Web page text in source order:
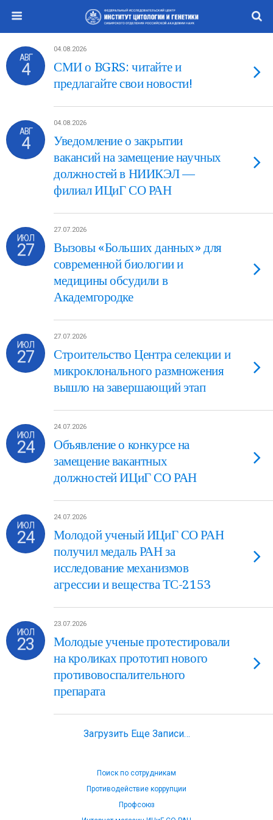
АВГ
4
04.08.2026
СМИ о BGRS: читайте и
предлагайте свои новости!
АВГ
4
04.08.2026
Уведомление о закрытии
вакансий на замещение научных
должностей в НИИКЭЛ —
филиал ИЦиГ СО РАН
ИЮЛ
27
27.07.2026
Вызовы «Больших данных» для
современной биологии и
медицины обсудили в
Академгородке
ИЮЛ
27
27.07.2026
Строительство Центра селекции и
микроклонального размножения
вышло на завершающий этап
ИЮЛ
24
24.07.2026
Объявление о конкурсе на
замещение вакантных
должностей ИЦиГ СО РАН
ИЮЛ
24
24.07.2026
Молодой ученый ИЦиГ СО РАН
получил медаль РАН за
исследование механизмов
агрессии и вещества ТС-2153
ИЮЛ
23
23.07.2026
Молодые ученые протестировали
на кроликах прототип нового
противовоспалительного
препарата
Загрузить Еще Записи…
Поиск по сотрудникам
Противодействие коррупции
Профсоюз